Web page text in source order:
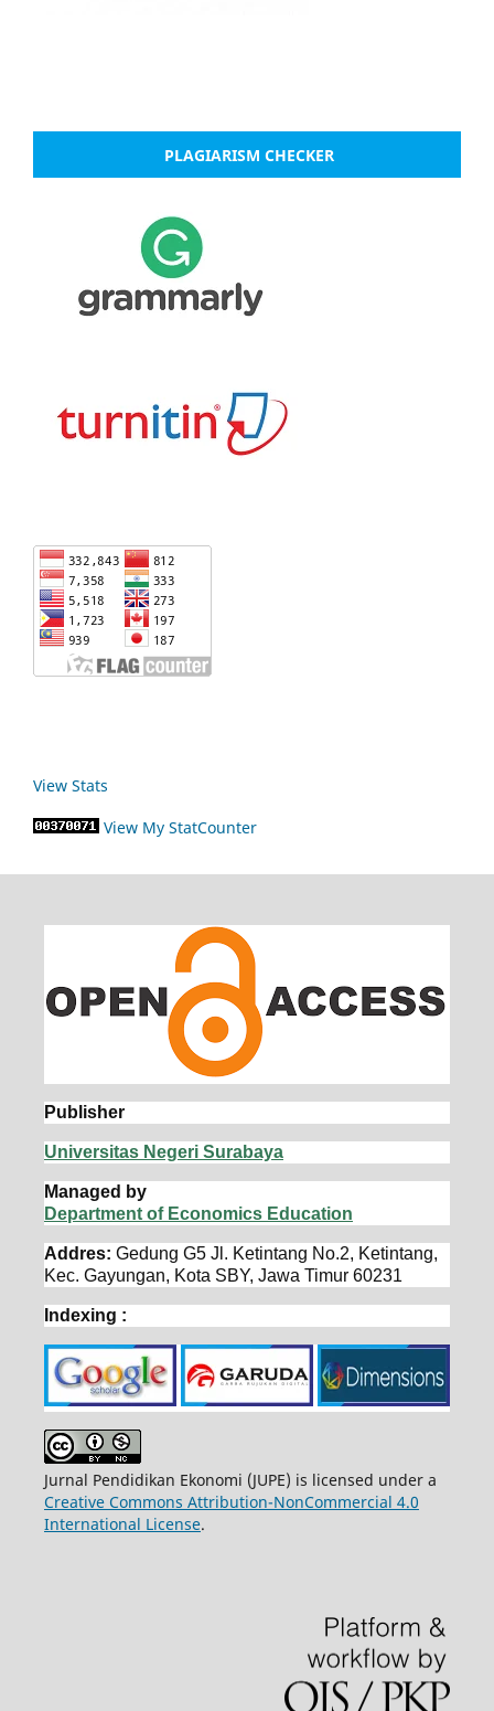
PLAGIARISM CHECKER
View Stats
View My StatCounter
Publisher
Universitas Negeri Surabaya
Managed by
Department of Economics Education
Addres: Gedung G5 Jl. Ketintang No.2, Ketintang,
Kec. Gayungan, Kota SBY, Jawa Timur 60231
Indexing :
Jurnal Pendidikan Ekonomi (JUPE) is licensed under a
Creative Commons Attribution-NonCommercial 4.0
International License.